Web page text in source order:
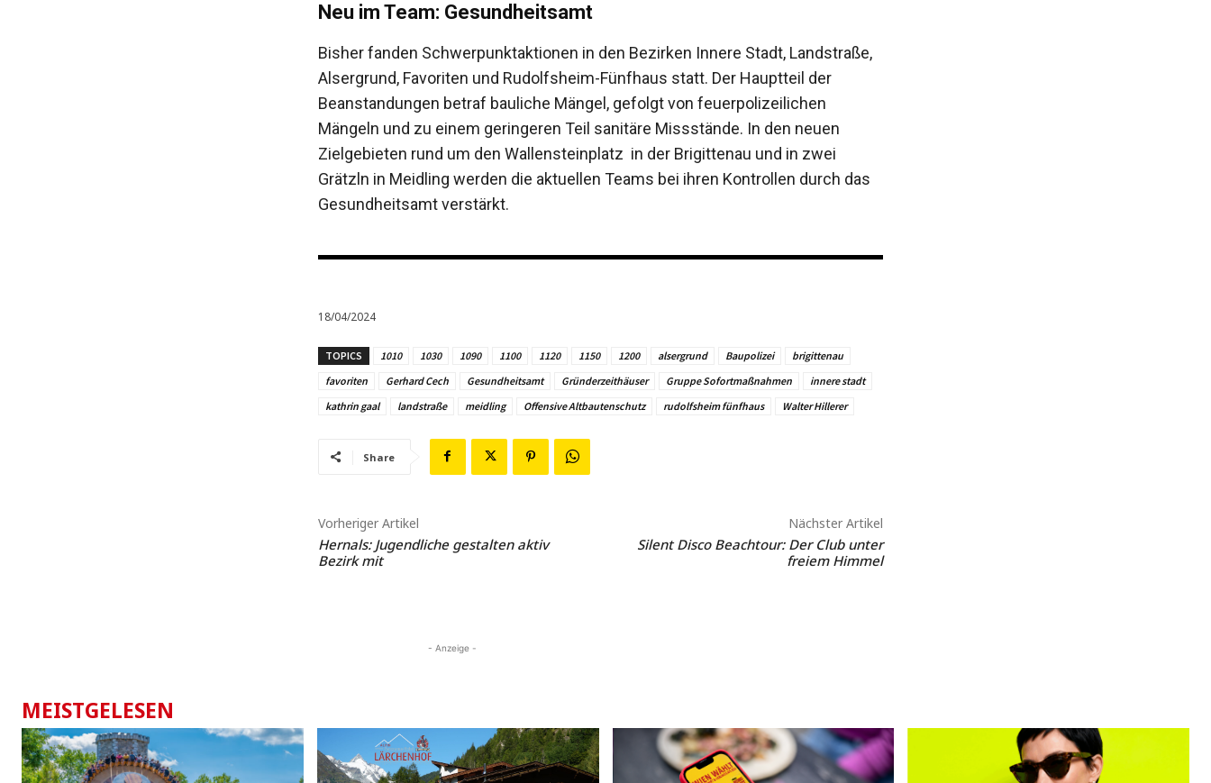
Neu im Team: Gesundheitsamt
Bisher fanden Schwerpunktaktionen in den Bezirken Innere Stadt, Landstraße,
Alsergrund, Favoriten und Rudolfsheim-Fünfhaus statt. Der Hauptteil der
Beanstandungen betraf bauliche Mängel, gefolgt von feuerpolizeilichen
Mängeln und zu einem geringeren Teil sanitäre Missstände. In den neuen
Zielgebieten rund um den Wallensteinplatz in der Brigittenau und in zwei
Grätzln in Meidling werden die aktuellen Teams bei ihren Kontrollen durch das
Gesundheitsamt verstärkt.
18/04/2024
TOPICS 1010 1030 1090 1100 1120 1150 1200 alsergrund Baupolizei
brigittenau
favoriten
Gerhard Cech Gesundheitsamt Gründerzeithäuser Gruppe Sofortmaßnahmen
innere stadt
kathrin gaal
landstraße meidling Offensive Altbautenschutz rudolfsheim fünfhaus Walter Hillerer
Share
Vorheriger Artikel
Hernals: Jugendliche gestalten aktiv
Bezirk mit
Nächster Artikel
Silent Disco Beachtour: Der Club unter
freiem Himmel
- Anzeige -
MEISTGELESEN